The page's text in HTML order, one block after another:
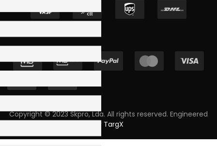
Copyright © 2023 Skpro, Lda. All rights reserved. Engineered
by TargX